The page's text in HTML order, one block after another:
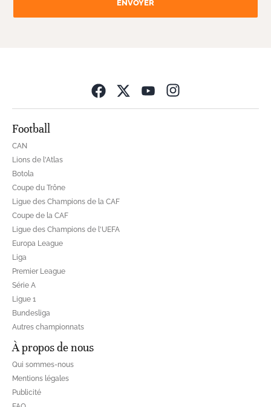
ENVOYER
Football
CAN
Lions de l'Atlas
Botola
Coupe du Trône
Ligue des Champions de la CAF
Coupe de la CAF
Ligue des Champions de l'UEFA
Europa League
Liga
Premier League
Série A
Ligue 1
Bundesliga
Autres championnats
À propos de nous
Qui sommes-nous
Mentions légales
Publicité